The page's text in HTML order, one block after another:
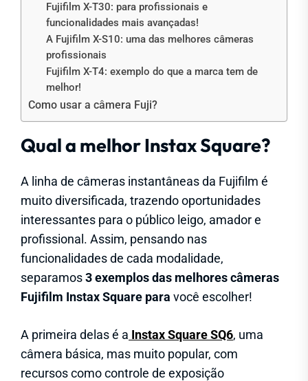
Fujifilm X-T30: para profissionais e
funcionalidades mais avançadas!
A Fujifilm X-S10: uma das melhores câmeras
profissionais
Fujifilm X-T4: exemplo do que a marca tem de
melhor!
Como usar a câmera Fuji?
Qual a melhor Instax Square?
A linha de câmeras instantâneas da Fujifilm é
muito diversificada, trazendo oportunidades
interessantes para o público leigo, amador e
profissional. Assim, pensando nas
funcionalidades de cada modalidade,
separamos3 exemplos das melhores câmeras
Fujifilm Instax Square para você escolher!
A primeira delas é a Instax Square SQ6, uma
câmera básica, mas muito popular, com
recursos como controle de exposição